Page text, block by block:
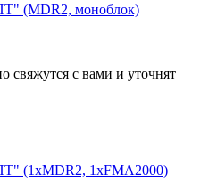
(MDR2, моноблок)
свяжутся с вами и уточнят
(1xMDR2, 1xFMA2000)